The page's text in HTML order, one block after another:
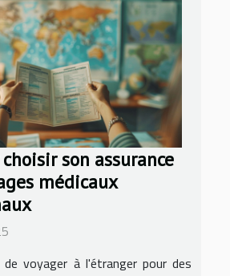
son assurance
médicaux
voyager à l'étranger pour des